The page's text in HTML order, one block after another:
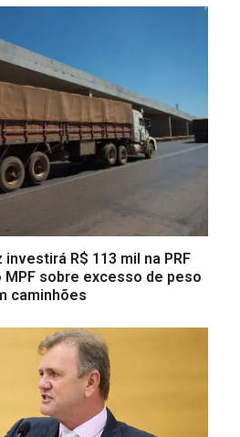
R$ 113 mil na PRF
sobre excesso de peso
caminhões